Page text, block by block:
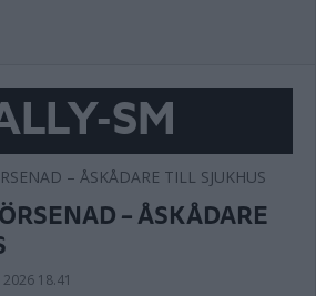
SM
– ÅSKÅDARE
18.41